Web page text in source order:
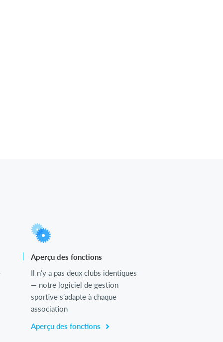
Aperçu des fonctions
Il n’y a pas deux clubs identiques
— notre logiciel de gestion
sportive s’adapte à chaque
association
Aperçu des fonctions